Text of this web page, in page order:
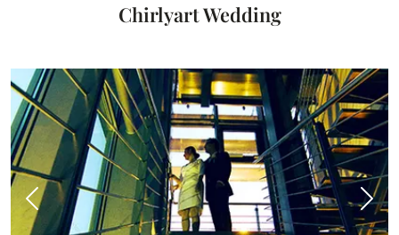
Chirlyart Wedding
Vorheriges Bild